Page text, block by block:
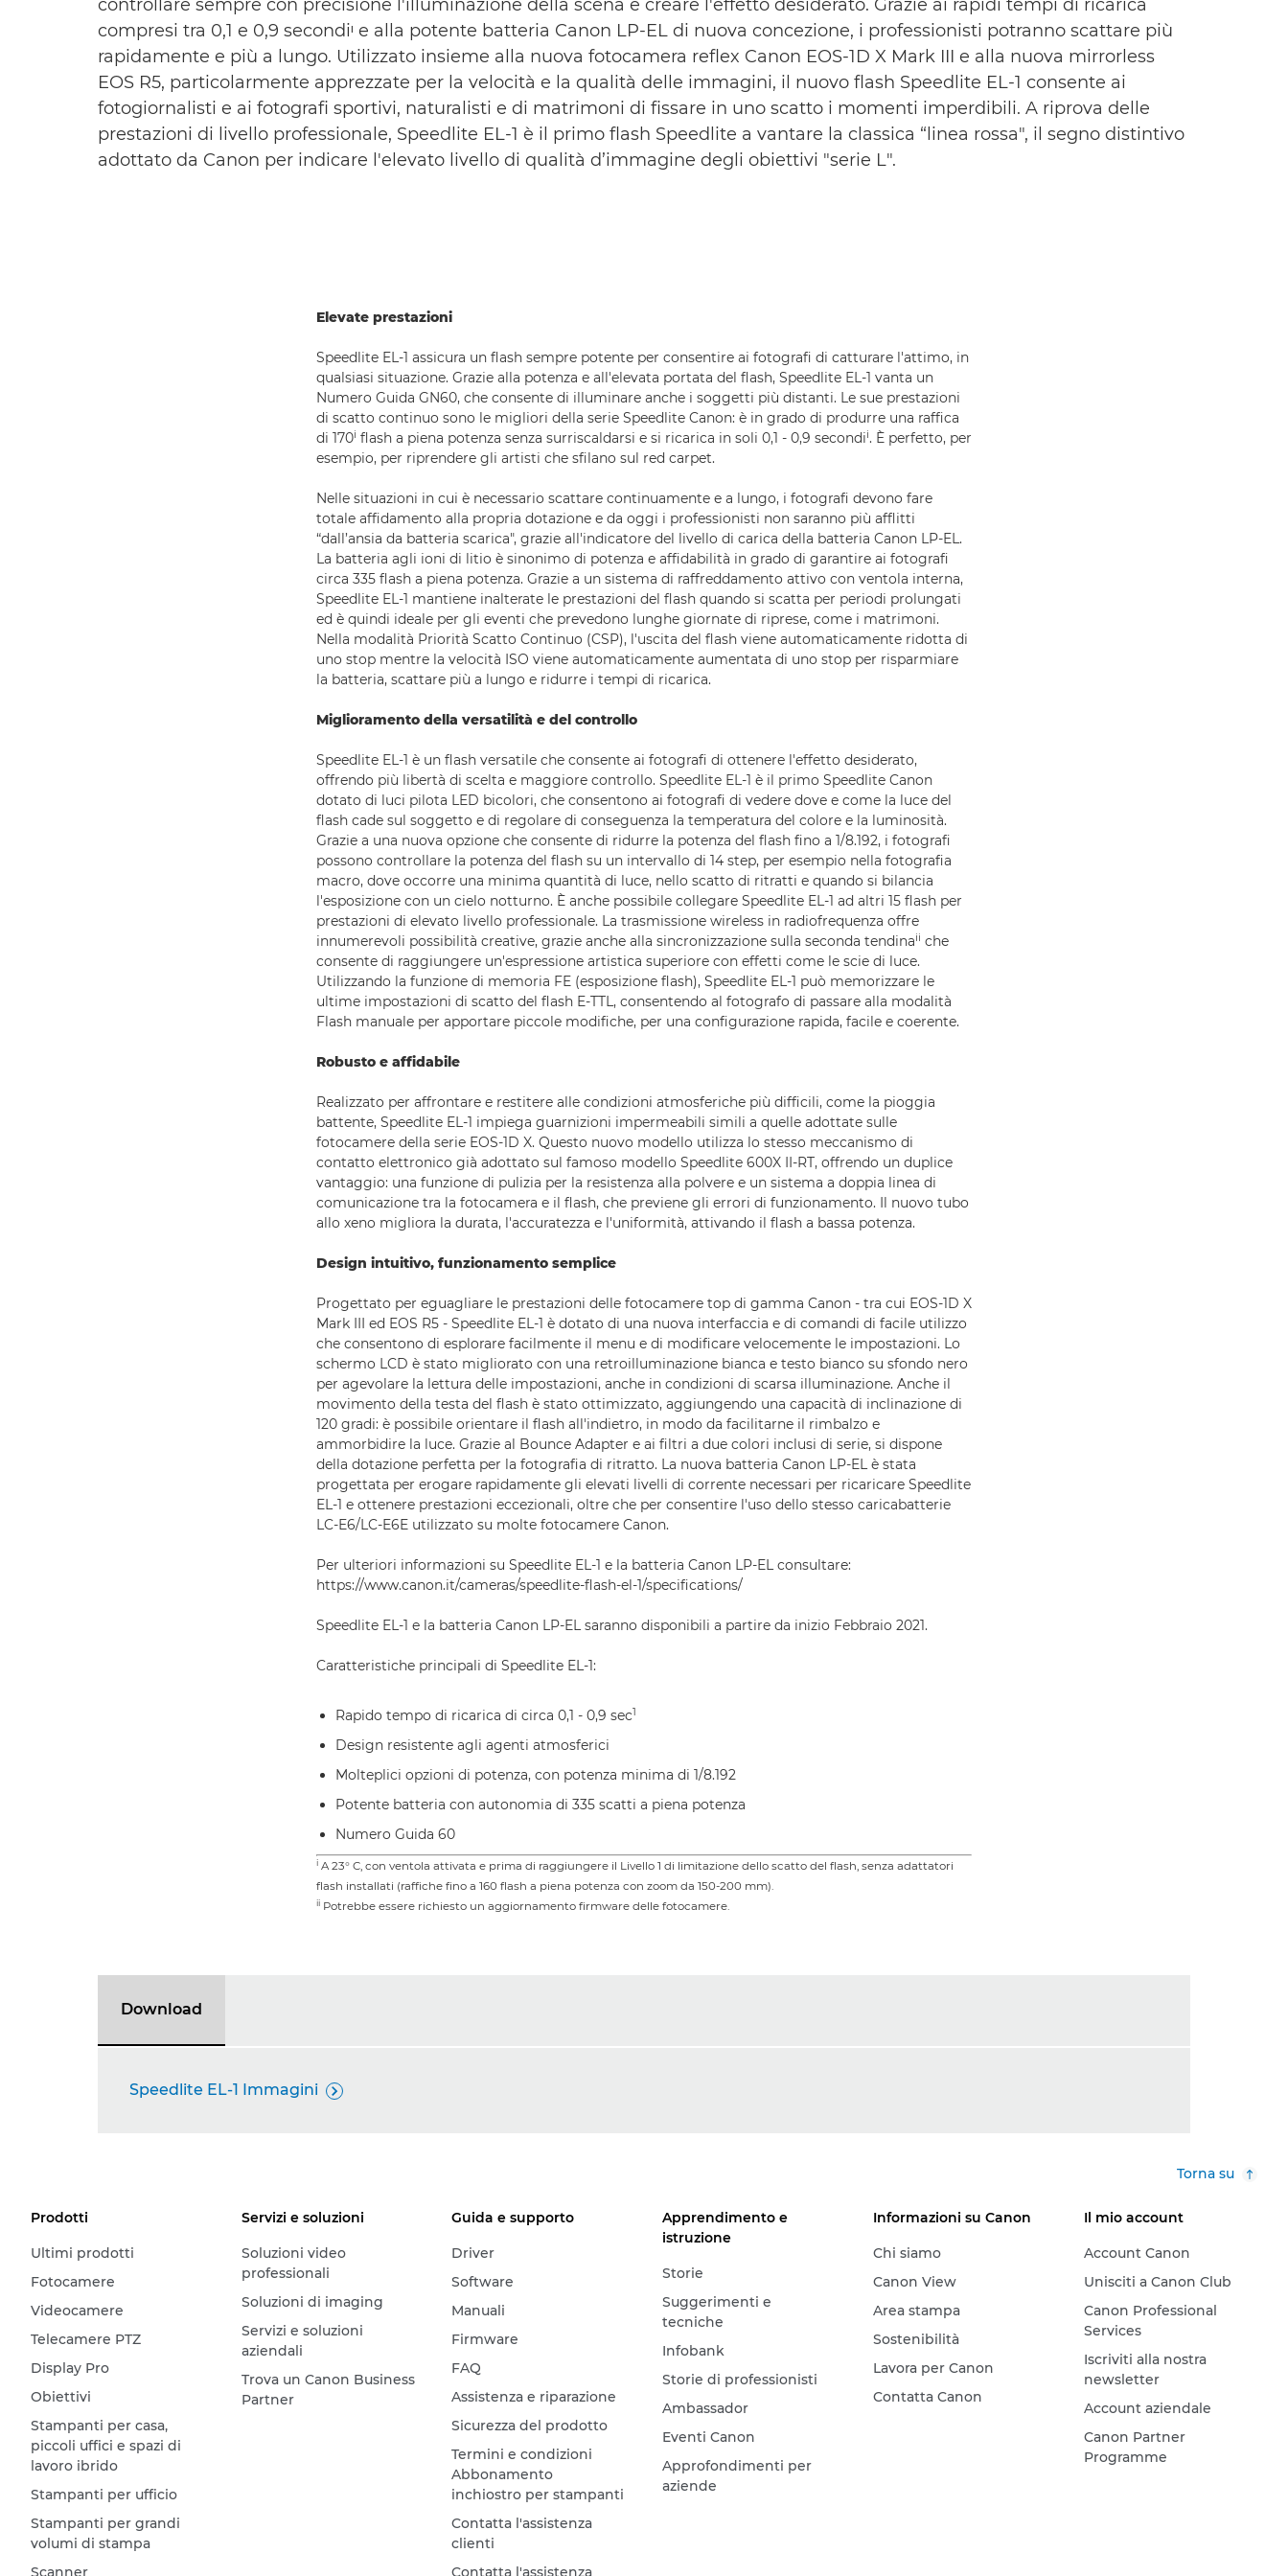
controllare sempre con precisione l'illuminazione della scena e creare l'effetto desiderato. Grazie ai rapidi tempi di ricarica
compresi tra 0,1 e 0,9 secondiᶦ e alla potente batteria Canon LP-EL di nuova concezione, i professionisti potranno scattare più
rapidamente e più a lungo. Utilizzato insieme alla nuova fotocamera reflex Canon EOS-1D X Mark III e alla nuova mirrorless
EOS R5, particolarmente apprezzate per la velocità e la qualità delle immagini, il nuovo flash Speedlite EL-1 consente ai
fotogiornalisti e ai fotografi sportivi, naturalisti e di matrimoni di fissare in uno scatto i momenti imperdibili. A riprova delle
prestazioni di livello professionale, Speedlite EL-1 è il primo flash Speedlite a vantare la classica “linea rossa", il segno distintivo
adottato da Canon per indicare l'elevato livello di qualità d’immagine degli obiettivi "serie L".
Elevate prestazioni
Speedlite EL-1 assicura un flash sempre potente per consentire ai fotografi di catturare l'attimo, in
qualsiasi situazione. Grazie alla potenza e all'elevata portata del flash, Speedlite EL-1 vanta un
Numero Guida GN60, che consente di illuminare anche i soggetti più distanti. Le sue prestazioni
di scatto continuo sono le migliori della serie Speedlite Canon: è in grado di produrre una raffica
di 170i flash a piena potenza senza surriscaldarsi e si ricarica in soli 0,1 - 0,9 secondii. È perfetto, per
esempio, per riprendere gli artisti che sfilano sul red carpet.
Nelle situazioni in cui è necessario scattare continuamente e a lungo, i fotografi devono fare
totale affidamento alla propria dotazione e da oggi i professionisti non saranno più afflitti
“dall’ansia da batteria scarica", grazie all'indicatore del livello di carica della batteria Canon LP-EL.
La batteria agli ioni di litio è sinonimo di potenza e affidabilità in grado di garantire ai fotografi
circa 335 flash a piena potenza. Grazie a un sistema di raffreddamento attivo con ventola interna,
Speedlite EL-1 mantiene inalterate le prestazioni del flash quando si scatta per periodi prolungati
ed è quindi ideale per gli eventi che prevedono lunghe giornate di riprese, come i matrimoni.
Nella modalità Priorità Scatto Continuo (CSP), l'uscita del flash viene automaticamente ridotta di
uno stop mentre la velocità ISO viene automaticamente aumentata di uno stop per risparmiare
la batteria, scattare più a lungo e ridurre i tempi di ricarica.
Miglioramento della versatilità e del controllo
Speedlite EL-1 è un flash versatile che consente ai fotografi di ottenere l'effetto desiderato,
offrendo più libertà di scelta e maggiore controllo. Speedlite EL-1 è il primo Speedlite Canon
dotato di luci pilota LED bicolori, che consentono ai fotografi di vedere dove e come la luce del
flash cade sul soggetto e di regolare di conseguenza la temperatura del colore e la luminosità.
Grazie a una nuova opzione che consente di ridurre la potenza del flash fino a 1/8.192, i fotografi
possono controllare la potenza del flash su un intervallo di 14 step, per esempio nella fotografia
macro, dove occorre una minima quantità di luce, nello scatto di ritratti e quando si bilancia
l'esposizione con un cielo notturno. È anche possibile collegare Speedlite EL-1 ad altri 15 flash per
prestazioni di elevato livello professionale. La trasmissione wireless in radiofrequenza offre
innumerevoli possibilità creative, grazie anche alla sincronizzazione sulla seconda tendinaii che
consente di raggiungere un'espressione artistica superiore con effetti come le scie di luce.
Utilizzando la funzione di memoria FE (esposizione flash), Speedlite EL-1 può memorizzare le
ultime impostazioni di scatto del flash E-TTL, consentendo al fotografo di passare alla modalità
Flash manuale per apportare piccole modifiche, per una configurazione rapida, facile e coerente.
Robusto e affidabile
Realizzato per affrontare e restitere alle condizioni atmosferiche più difficili, come la pioggia
battente, Speedlite EL-1 impiega guarnizioni impermeabili simili a quelle adottate sulle
fotocamere della serie EOS-1D X. Questo nuovo modello utilizza lo stesso meccanismo di
contatto elettronico già adottato sul famoso modello Speedlite 600X II-RT, offrendo un duplice
vantaggio: una funzione di pulizia per la resistenza alla polvere e un sistema a doppia linea di
comunicazione tra la fotocamera e il flash, che previene gli errori di funzionamento. Il nuovo tubo
allo xeno migliora la durata, l'accuratezza e l'uniformità, attivando il flash a bassa potenza.
Design intuitivo, funzionamento semplice
Progettato per eguagliare le prestazioni delle fotocamere top di gamma Canon - tra cui EOS-1D X
Mark III ed EOS R5 - Speedlite EL-1 è dotato di una nuova interfaccia e di comandi di facile utilizzo
che consentono di esplorare facilmente il menu e di modificare velocemente le impostazioni. Lo
schermo LCD è stato migliorato con una retroilluminazione bianca e testo bianco su sfondo nero
per agevolare la lettura delle impostazioni, anche in condizioni di scarsa illuminazione. Anche il
movimento della testa del flash è stato ottimizzato, aggiungendo una capacità di inclinazione di
120 gradi: è possibile orientare il flash all'indietro, in modo da facilitarne il rimbalzo e
ammorbidire la luce. Grazie al Bounce Adapter e ai filtri a due colori inclusi di serie, si dispone
della dotazione perfetta per la fotografia di ritratto. La nuova batteria Canon LP-EL è stata
progettata per erogare rapidamente gli elevati livelli di corrente necessari per ricaricare Speedlite
EL-1 e ottenere prestazioni eccezionali, oltre che per consentire l'uso dello stesso caricabatterie
LC-E6/LC-E6E utilizzato su molte fotocamere Canon.
Per ulteriori informazioni su Speedlite EL-1 e la batteria Canon LP-EL consultare:
https://www.canon.it/cameras/speedlite-flash-el-1/specifications/
Speedlite EL-1 e la batteria Canon LP-EL saranno disponibili a partire da inizio Febbraio 2021.
Caratteristiche principali di Speedlite EL-1:
Rapido tempo di ricarica di circa 0,1 - 0,9 sec1
Design resistente agli agenti atmosferici
Molteplici opzioni di potenza, con potenza minima di 1/8.192
Potente batteria con autonomia di 335 scatti a piena potenza
Numero Guida 60
i A 23° C, con ventola attivata e prima di raggiungere il Livello 1 di limitazione dello scatto del flash, senza adattatori
flash installati (raffiche fino a 160 flash a piena potenza con zoom da 150-200 mm).
ii Potrebbe essere richiesto un aggiornamento firmware delle fotocamere.
Download
Speedlite EL-1 Immagini 
Torna su
Prodotti
Ultimi prodotti
Fotocamere
Videocamere
Telecamere PTZ
Display Pro
Obiettivi
Stampanti per casa,
piccoli uffici e spazi di
lavoro ibrido
Stampanti per ufficio
Stampanti per grandi
volumi di stampa
Scanner
Servizi e soluzioni
Soluzioni video
professionali
Soluzioni di imaging
Servizi e soluzioni
aziendali
Trova un Canon Business
Partner
Guida e supporto
Driver
Software
Manuali
Firmware
FAQ
Assistenza e riparazione
Sicurezza del prodotto
Termini e condizioni
Abbonamento
inchiostro per stampanti
Contatta l'assistenza
clienti
Contatta l'assistenza
Apprendimento e
istruzione
Storie
Suggerimenti e
tecniche
Infobank
Storie di professionisti
Ambassador
Eventi Canon
Approfondimenti per
aziende
Informazioni su Canon
Chi siamo
Canon View
Area stampa
Sostenibilità
Lavora per Canon
Contatta Canon
Il mio account
Account Canon
Unisciti a Canon Club
Canon Professional
Services
Iscriviti alla nostra
newsletter
Account aziendale
Canon Partner
Programme